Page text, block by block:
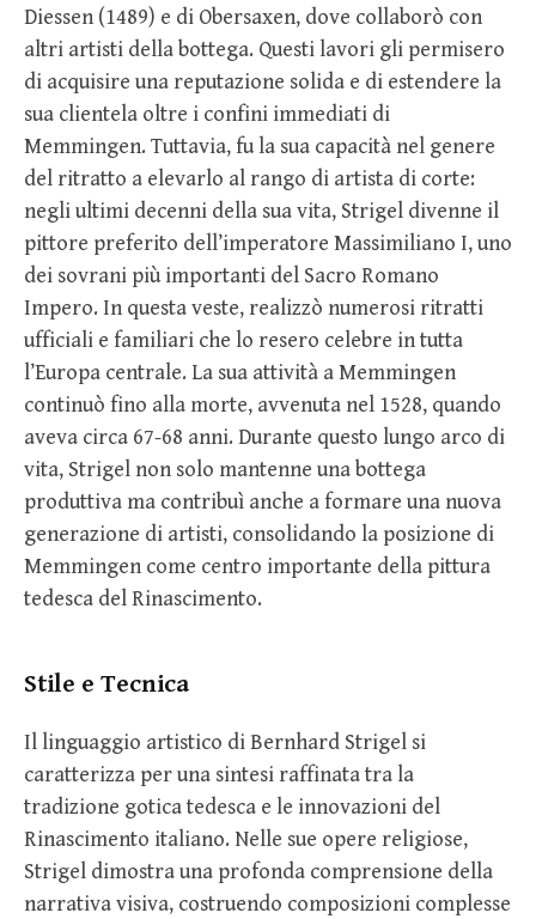
Diessen (1489) e di Obersaxen, dove collaborò con
altri artisti della bottega. Questi lavori gli permisero
di acquisire una reputazione solida e di estendere la
sua clientela oltre i confini immediati di
Memmingen. Tuttavia, fu la sua capacità nel genere
del ritratto a elevarlo al rango di artista di corte:
negli ultimi decenni della sua vita, Strigel divenne il
pittore preferito dell’imperatore Massimiliano I, uno
dei sovrani più importanti del Sacro Romano
Impero. In questa veste, realizzò numerosi ritratti
ufficiali e familiari che lo resero celebre in tutta
l’Europa centrale. La sua attività a Memmingen
continuò fino alla morte, avvenuta nel 1528, quando
aveva circa 67-68 anni. Durante questo lungo arco di
vita, Strigel non solo mantenne una bottega
produttiva ma contribuì anche a formare una nuova
generazione di artisti, consolidando la posizione di
Memmingen come centro importante della pittura
tedesca del Rinascimento.
Stile e Tecnica
Il linguaggio artistico di Bernhard Strigel si
caratterizza per una sintesi raffinata tra la
tradizione gotica tedesca e le innovazioni del
Rinascimento italiano. Nelle sue opere religiose,
Strigel dimostra una profonda comprensione della
narrativa visiva, costruendo composizioni complesse